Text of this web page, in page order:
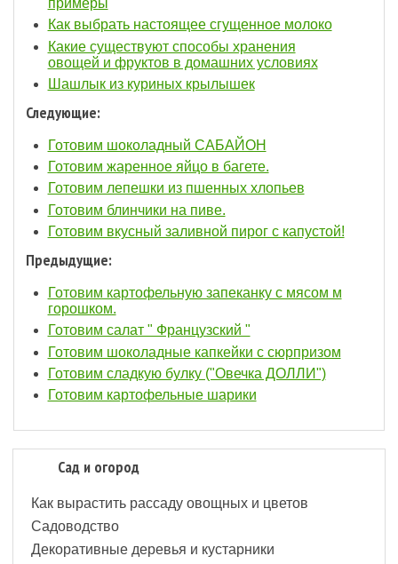
примеры
Как выбрать настоящее сгущенное молоко
Какие существуют способы хранения
овощей и фруктов в домашних условиях
Шашлык из куриных крылышек
Следующие:
Готовим шоколадный CАБАЙОН
Готовим жаренное яйцо в багете.
Готовим лепешки из пшенных хлопьев
Готовим блинчики на пиве.
Готовим вкусный заливной пирог с капустой!
Предыдущие:
Готовим картофельную запеканку с мясом м
горошком.
Готовим салат " Французский "
Готовим шоколадные капкейки с сюрпризом
Готовим сладкую булку ("Овечка ДОЛЛИ")
Готовим картофельные шарики
Сад и огород
Как вырастить рассаду овощных и цветов
Садоводство
Декоративные деревья и кустарники